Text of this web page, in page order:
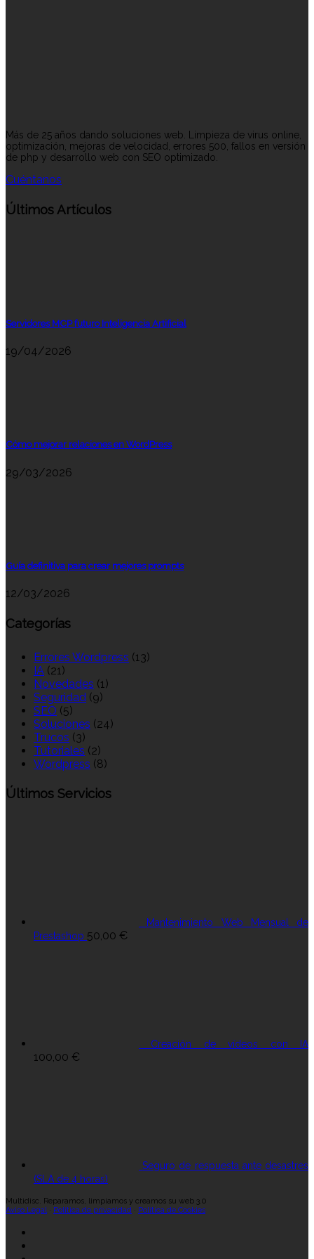
Más de 25 años dando soluciones web. Limpieza de virus online,
optimización, mejoras de velocidad, errores 500, fallos en versión
de php y desarrollo web con SEO optimizado.
Cuéntanos
Últimos Artículos
Servidores MCP futuro Inteligencia Artificial
19/04/2026
Cómo mejorar relaciones en WordPress
29/03/2026
Guía definitiva para crear mejores prompts
12/03/2026
Categorías
Errores Wordpress (13)
IA (21)
Novedades (1)
Seguridad (9)
SEO (5)
Soluciones (24)
Trucos (3)
Tutoriales (2)
Wordpress (8)
Últimos Servicios
Mantenimiento Web Mensual de
Prestashop 50,00 €
Creación de vídeos con IA
100,00 €
Seguro de respuesta ante desastres
(SLA de 4 horas)
Multidisc. Reparamos, limpiamos y creamos su web 3.0
Aviso Legal· Política de privacidad · Política de Cookies